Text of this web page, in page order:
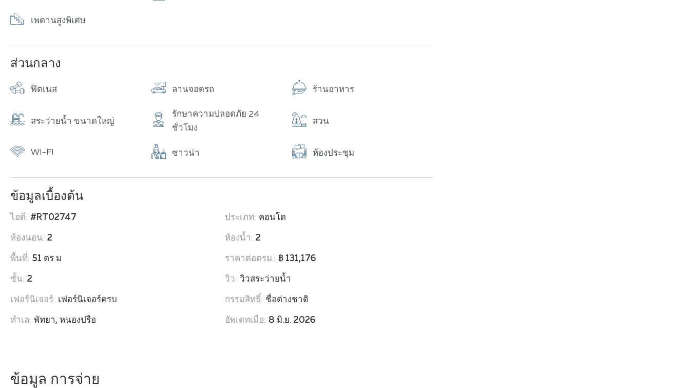
เพดานสูงพิเศษ
ส่วนกลาง
ฟิตเนส ลานจอดรถ ร้านอาหาร
สระว่ายน้ำ ขนาดใหญ่
รักษาความปลอดภัย 24
ชั่วโมง
สวน
WI-FI ซาวน่า ห้องประชุม
ข้อมูลเบื้องต้น
ไอดี: #RT02747 ประเภท: คอนโด
ห้องนอน: 2 ห้องน้ำ: 2
พื้นที่: 51 ตร ม ราคาต่อตรม.: ฿ 131,176
ชั้น: 2 วิว: วิวสระว่ายน้ำ
เฟอร์นิเจอร์: เฟอร์นิเจอร์ครบ กรรมสิทธิ์: ชื่อต่างชาติ
ทำเล: พัทยา, หนองปรือ อัพเดทเมื่อ: 8 มิ.ย. 2026
ข้อมูล การจ่าย